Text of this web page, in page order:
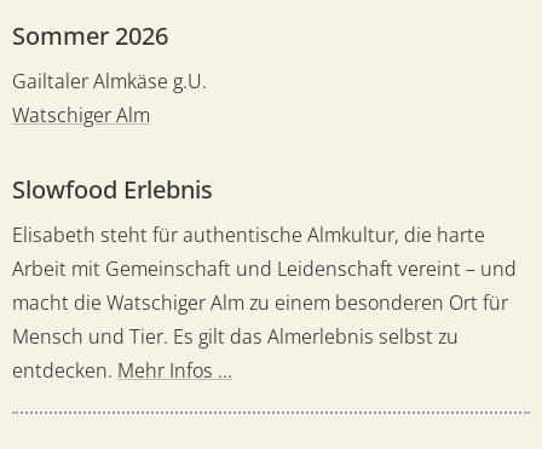
Sommer 2026
Gailtaler Almkäse g.U.
Watschiger Alm
Slowfood Erlebnis
Elisabeth steht für authentische Almkultur, die harte
Arbeit mit Gemeinschaft und Leidenschaft vereint – und
macht die Watschiger Alm zu einem besonderen Ort für
Mensch und Tier. Es gilt das Almerlebnis selbst zu
entdecken. Mehr Infos ...